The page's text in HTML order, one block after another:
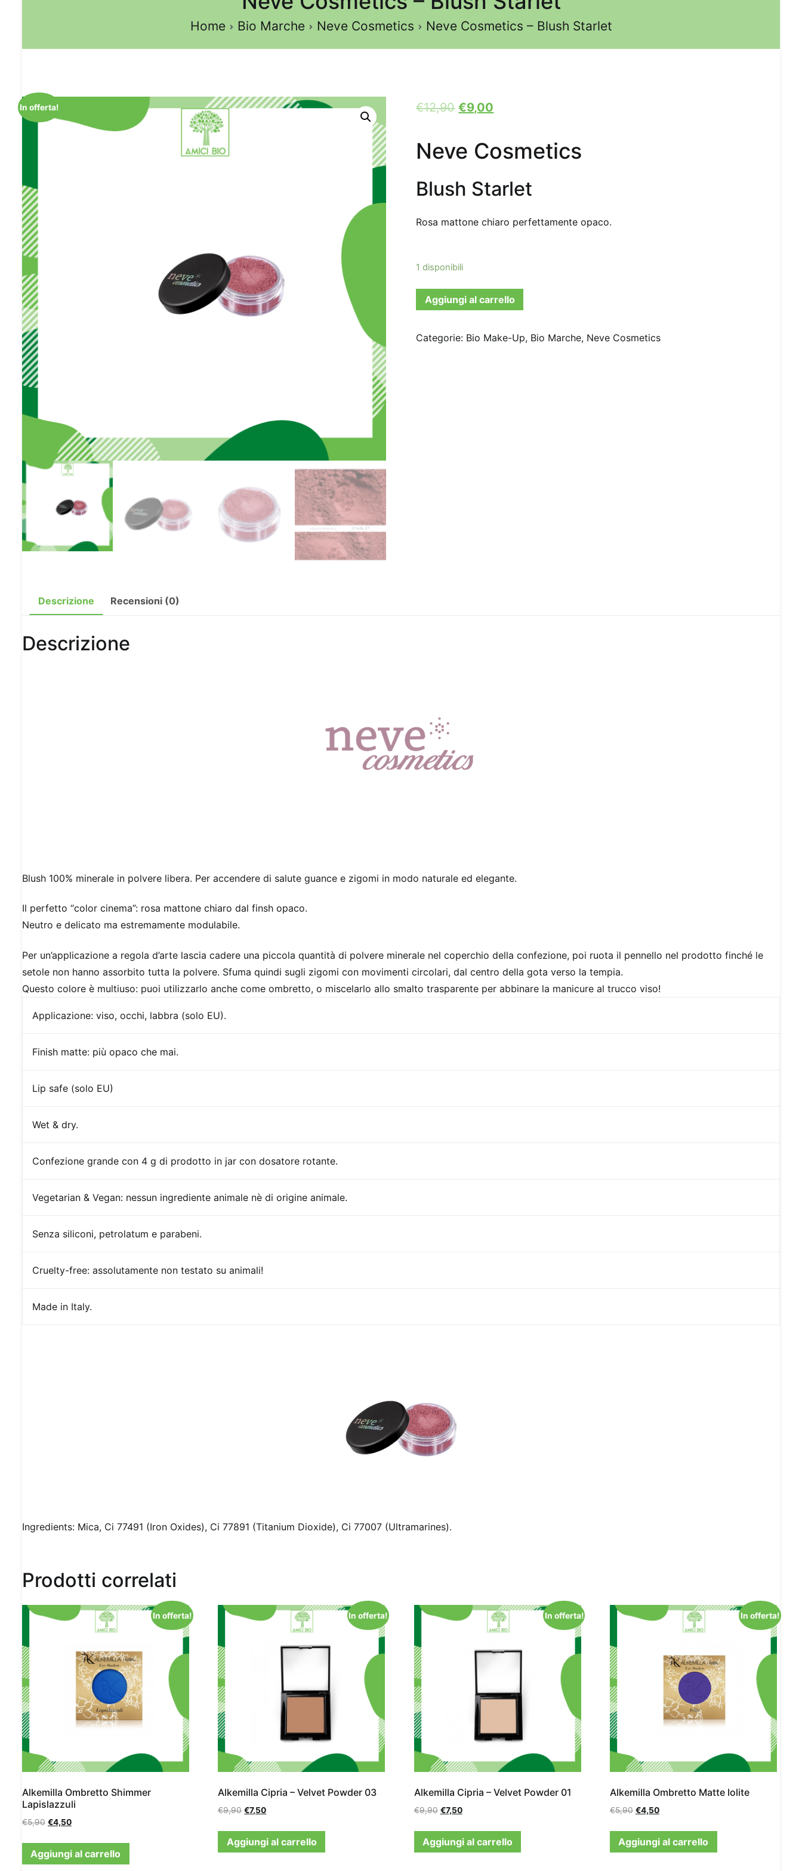
Home Bio Marche Neve Cosmetics Neve Cosmetics – Blush Starlet
In offerta! €12,90 €9,00
Neve Cosmetics
Blush Starlet
Rosa mattone chiaro perfettamente opaco.
1 disponibili
Aggiungi al carrello
Categorie: Bio Make-Up, Bio Marche, Neve Cosmetics
Descrizione Recensioni (0)
Descrizione
Blush 100% minerale in polvere libera. Per accendere di salute guance e zigomi in modo naturale ed elegante.
Il perfetto “color cinema”: rosa mattone chiaro dal finsh opaco.
Neutro e delicato ma estremamente modulabile.
Per un’applicazione a regola d’arte lascia cadere una piccola quantità di polvere minerale nel coperchio della confezione, poi ruota il pennello nel prodotto finché le
setole non hanno assorbito tutta la polvere. Sfuma quindi sugli zigomi con movimenti circolari, dal centro della gota verso la tempia.
Questo colore è multiuso: puoi utilizzarlo anche come ombretto, o miscelarlo allo smalto trasparente per abbinare la manicure al trucco viso!
Applicazione: viso, occhi, labbra (solo EU).
Finish matte: più opaco che mai.
Lip safe (solo EU)
Wet & dry.
Confezione grande con 4 g di prodotto in jar con dosatore rotante.
Vegetarian & Vegan: nessun ingrediente animale nè di origine animale.
Senza siliconi, petrolatum e parabeni.
Cruelty-free: assolutamente non testato su animali!
Made in Italy.
Ingredients: Mica, Ci 77491 (Iron Oxides), Ci 77891 (Titanium Dioxide), Ci 77007 (Ultramarines).
Prodotti correlati
In offerta!
Alkemilla Ombretto Shimmer
Lapislazzuli
€5,90 €4,50
Aggiungi al carrello
In offerta!
Alkemilla Cipria – Velvet Powder 03
€9,90 €7,50
Aggiungi al carrello
In offerta!
Alkemilla Cipria – Velvet Powder 01
€9,90 €7,50
Aggiungi al carrello
In offerta!
Alkemilla Ombretto Matte Iolite
€5,90 €4,50
Aggiungi al carrello